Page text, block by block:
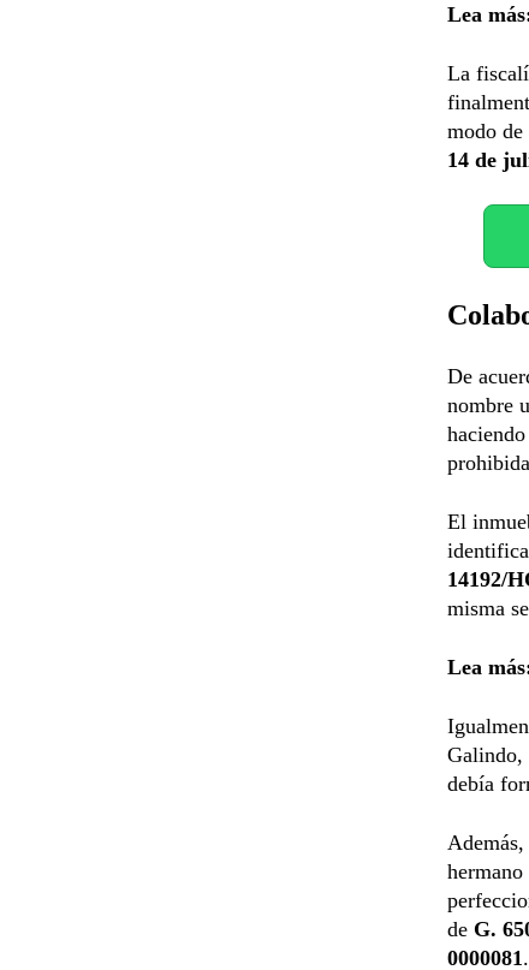
Lea
La
modo
14 de
De
nombre
El
14192/
misma
Lea
Galindo,
debía
de G.
0000081 .